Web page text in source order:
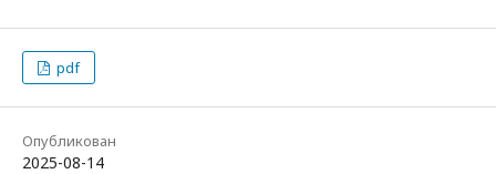
pdf
Опубликован
2025-08-14